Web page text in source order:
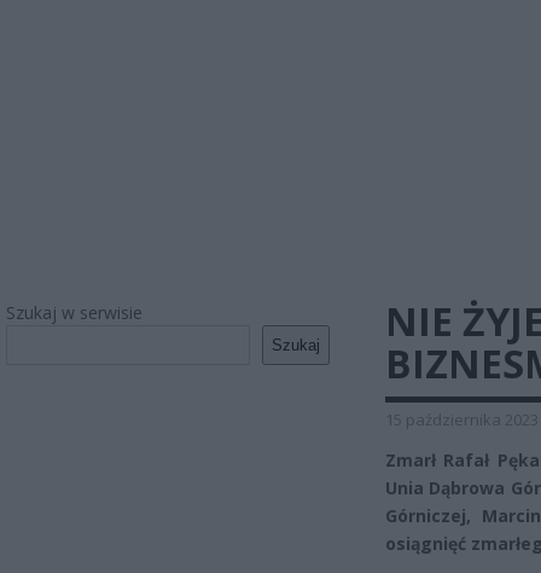
Szukaj w serwisie
Szukaj
NIE
15 października 2023
Zmarł Rafał
Unia Dąbrowa
Górniczej,
osiągnięć